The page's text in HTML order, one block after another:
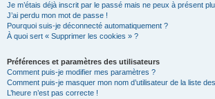
Je m’étais déjà inscrit par le passé mais ne peux à présent
J’ai perdu mon mot de passe !
Pourquoi suis-je déconnecté automatiquement ?
À quoi sert « Supprimer les cookies » ?
Préférences et paramètres des utilisateurs
Comment puis-je modifier mes paramètres ?
Comment puis-je masquer mon nom d’utilisateur de la liste
L’heure n’est pas correcte !